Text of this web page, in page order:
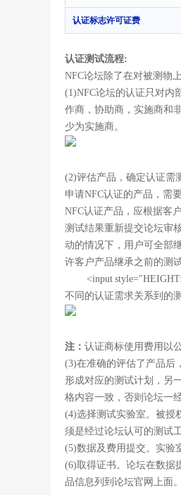
认证标志许可证费
认证测试流程:
NFC论坛除了在对被测物
(1)NFC论坛的认证只对内
作商，协助商，实施商和
少为实施商。
(2)评估产品，确定认证需
申请NFC认证的产品，需
NFC认证产品，应根据客
测试结果重新提交论坛审
动的情况下，用户可全部
许客户产品继承之前的测
<input
不同的认证需求关系到的
注： 认证商标使用费用以
(3)在准确的评估了产品后
形成对应的测试计划，另
格内容一致，否则论坛一
(4)选择测试实验室。被授
须是经过论坛认可的测试
(5)数据及费用提交。实验
(6)取得证书。论坛在数据
品信息列到论坛官网上面。